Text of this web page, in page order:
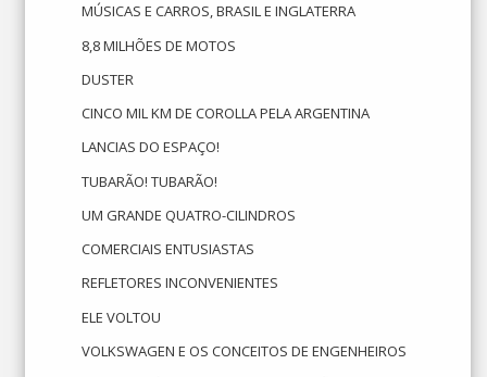
MÚSICAS E CARROS, BRASIL E INGLATERRA
8,8 MILHÕES DE MOTOS
DUSTER
CINCO MIL KM DE COROLLA PELA ARGENTINA
LANCIAS DO ESPAÇO!
TUBARÃO! TUBARÃO!
UM GRANDE QUATRO-CILINDROS
COMERCIAIS ENTUSIASTAS
REFLETORES INCONVENIENTES
ELE VOLTOU
VOLKSWAGEN E OS CONCEITOS DE ENGENHEIROS